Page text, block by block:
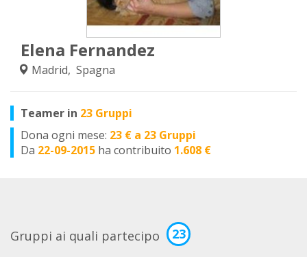
Elena Fernandez
Madrid, Spagna
Teamer in 23 Gruppi
Dona ogni mese: 23 € a 23 Gruppi
Da 22-09-2015 ha contribuito 1.608 €
Gruppi ai quali partecipo 23